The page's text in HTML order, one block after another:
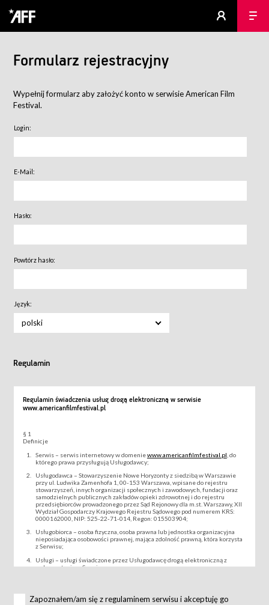
Formularz rejestracyjny
Wypełnij formularz aby założyć konto w serwisie American Film
Festival.
Login:
E-Mail:
Hasło:
Powtórz hasło:
Język:
polski
Regulamin
Regulamin świadczenia usług drogą elektroniczną w serwisie
www.americanfilmfestival.pl
§ 1
Definicje
Serwis – serwis internetowy w domeniewww.americanfilmfestival.pl , do
którego prawa przysługują Usługodawcy;
Usługodawca – Stowarzyszenie Nowe Horyzonty z siedzibą w Warszawie
przy ul. Ludwika Zamenhofa 1, 00-153 Warszawa, wpisane do rejestru
stowarzyszeń, innych organizacji społecznych i zawodowych, fundacji oraz
samodzielnych publicznych zakładów opieki zdrowotnej i do rejestru
przedsiębiorców prowadzonego przez Sąd Rejonowy dla m.st. Warszawy, XII
Wydział Gospodarczy Krajowego Rejestru Sądowego pod numerem KRS:
0000162000, NIP: 525-22-71-014, Regon: 015503904;
Usługobiorca – osoba fizyczna, osoba prawna lub jednostka organizacyjna
nieposiadająca osobowości prawnej, mająca zdolność prawną, która korzysta
z Serwisu;
Usługi – usługi świadczone przez Usługodawcę drogą elektroniczną z
wykorzystaniem Serwisu;
za pośrednictwem Serwisu;
Zapoznałem/am się z regulaminem serwisu i akceptuję go